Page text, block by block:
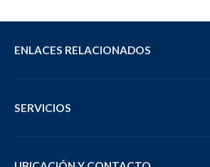
ENLACES RELACIONADOS
SERVICIOS